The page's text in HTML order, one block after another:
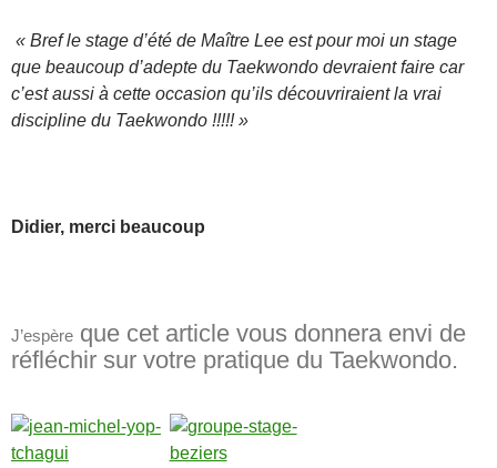
« Bref le stage d’été de Maître Lee est pour moi un stage
que beaucoup d’adepte du Taekwondo devraient faire car
c’est aussi à cette occasion qu’ils découvriraient la vrai
discipline du Taekwondo !!!!! »
Didier, merci beaucoup
J’espère que cet article vous donnera envi de
réfléchir sur votre pratique du Taekwondo.